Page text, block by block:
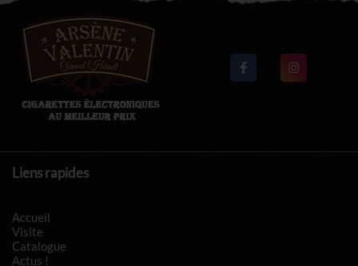
Liens rapides
Accueil
Visite
Catalogue
Actus !